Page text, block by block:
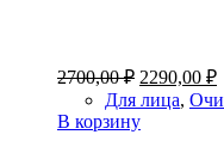
2700,00₽
цена
2290,00 ₽
Для лица,
В корзину